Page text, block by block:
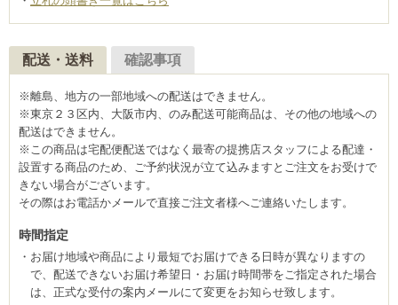
配送・送料 確認事項
※離島、地方の一部地域への配送はできません。
※東京２３区内、大阪市内、のみ配送可能商品は、その他の地域への
配送はできません。
※この商品は宅配便配送ではなく最寄の提携店スタッフによる配達・
設置する商品のため、ご予約状況が立て込みますとご注文をお受けで
きない場合がございます。
その際はお電話かメールで直接ご注文者様へご連絡いたします。
時間指定
お届け地域や商品により最短でお届けできる日時が異なりますの
で、配送できないお届け希望日・お届け時間帯をご指定された場合
は、正式な受付の案内メールにて変更をお知らせ致します。